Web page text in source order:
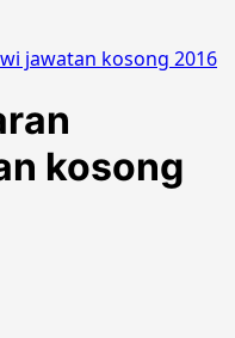
jawatan kosong 2016
kosong